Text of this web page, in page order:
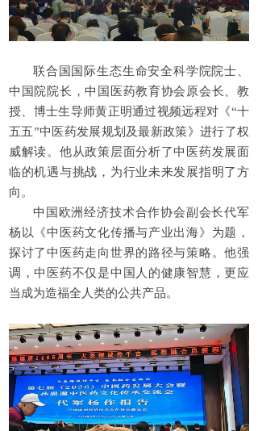
联合国国际生态生命安全科学院院士、
中国院院长，中国医药教育协会原会长、教
授、博士生导师黄正明通过视频远程对《“十
五五”中医药发展规划及最新政策》进行了权
威解读。他从政策层面分析了中医药发展面
临的机遇与挑战，为行业未来发展指明了方
向。
中国欧洲经济技术合作协会副会长代军
杨以《中医药文化传播与产业出海》为题，
探讨了中医药走向世界的路径与策略。他强
调，中医药不仅是中国人的健康智慧，更应
当成为造福全人类的公共产品。